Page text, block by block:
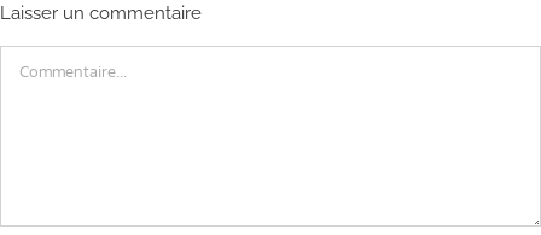
Laisser un commentaire